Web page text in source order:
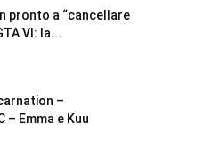
pronto a “cancellare
VI: la...
–
– Emma e Kuu